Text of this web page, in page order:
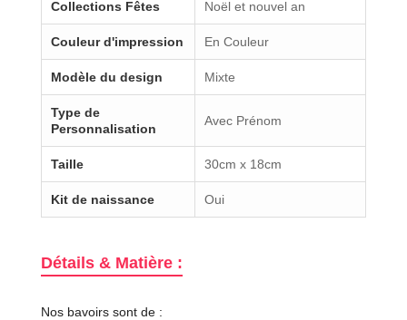
Collections Fêtes Noël et nouvel an
Couleur d'impression En Couleur
Modèle du design Mixte
Type de
Personnalisation
Avec Prénom
Taille 30cm x 18cm
Kit de naissance Oui
Détails & Matière :
Nos bavoirs sont de :